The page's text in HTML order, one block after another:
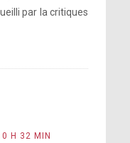
par la critiques
H 32 MIN